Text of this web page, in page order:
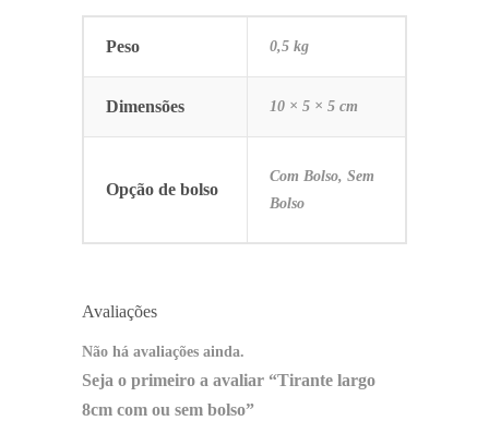
Peso 0,5 kg
Dimensões 10 × 5 × 5 cm
Opção de bolso
Com Bolso, Sem
Bolso
Avaliações
Não há avaliações ainda.
Seja o primeiro a avaliar “Tirante largo
8cm com ou sem bolso”